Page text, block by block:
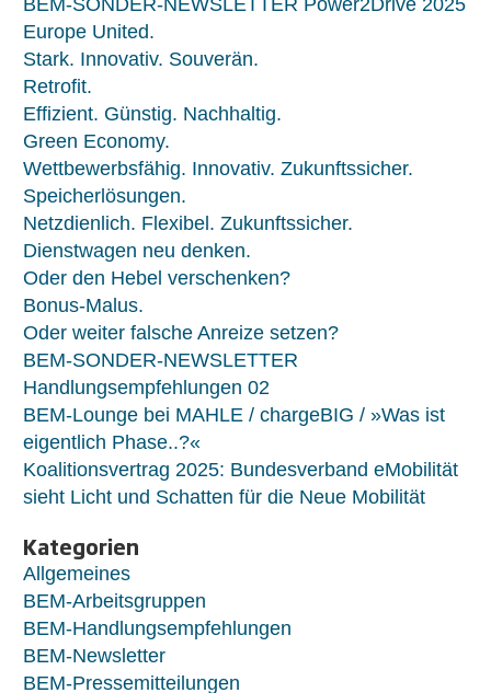
Europe United.
Stark. Innovativ. Souverän.
Retrofit.
Effizient. Günstig. Nachhaltig.
Green Economy.
Wettbewerbsfähig. Innovativ. Zukunftssicher.
Speicherlösungen.
Netzdienlich. Flexibel. Zukunftssicher.
Dienstwagen neu denken.
Oder den Hebel verschenken?
Bonus-Malus.
Oder weiter falsche Anreize setzen?
BEM-SONDER-NEWSLETTER
Handlungsempfehlungen 02
BEM-Lounge bei MAHLE / chargeBIG / »Was ist
eigentlich Phase..?«
Koalitionsvertrag 2025: Bundesverband eMobilität
sieht Licht und Schatten für die Neue Mobilität
Kategorien
Allgemeines
BEM-Arbeitsgruppen
BEM-Handlungsempfehlungen
BEM-Newsletter
BEM-Pressemitteilungen